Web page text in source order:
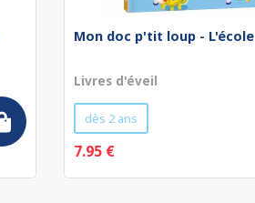
Mon doc p'tit loup - L'école
Livres d'éveil
dès 2 ans
7.95 €